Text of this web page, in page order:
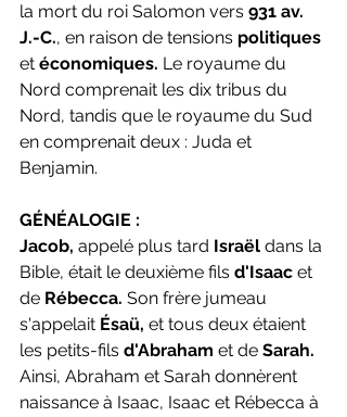
la mort du roi Salomon vers 931 av.
J.-C., en raison de tensions politiques
et économiques. Le royaume du
Nord comprenait les dix tribus du
Nord, tandis que le royaume du Sud
en comprenait deux : Juda et
Benjamin.
GÉNÉALOGIE :
Jacob, appelé plus tard Israël dans la
Bible, était le deuxième fils d'Isaac et
de Rébecca. Son frère jumeau
s'appelait Ésaü, et tous deux étaient
les petits-fils d'Abraham et de Sarah.
Ainsi, Abraham et Sarah donnèrent
naissance à Isaac, Isaac et Rébecca à